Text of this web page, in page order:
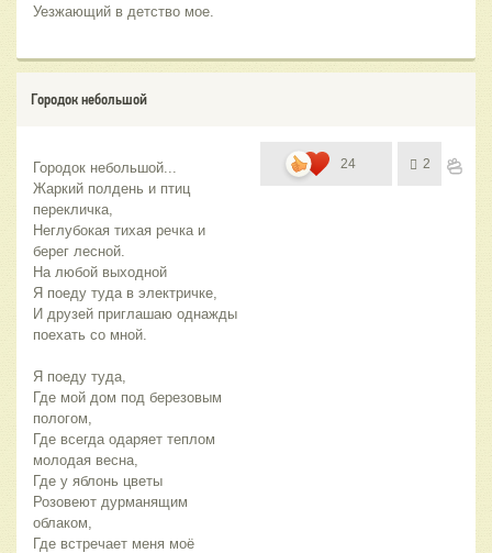
Уезжающий в детство мое.
Городок небольшой
Городок небольшой...
Жаркий полдень и птиц
перекличка,
Неглубокая тихая речка и
берег лесной.
На любой выходной
Я поеду туда в электричке,
И друзей приглашаю однажды
поехать со мной.
Я поеду туда,
Где мой дом под березовым
пологом,
Где всегда одаряет теплом
молодая весна,
Где у яблонь цветы
Розовеют дурманящим
облаком,
Где встречает меня моё
24 2